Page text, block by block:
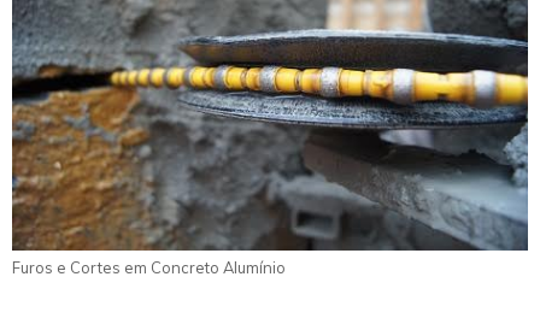
Furos e Cortes em Concreto Alumínio